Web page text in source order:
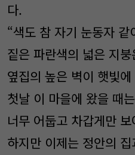
다.
“색도 참 자기 눈동자 같
짙은 파란색의 넓은 지
옆집의 높은 벽이 햇빛
첫날 이 마을에 왔을 때
너무 어둡고 차갑게만
하지만 이제는 정안의